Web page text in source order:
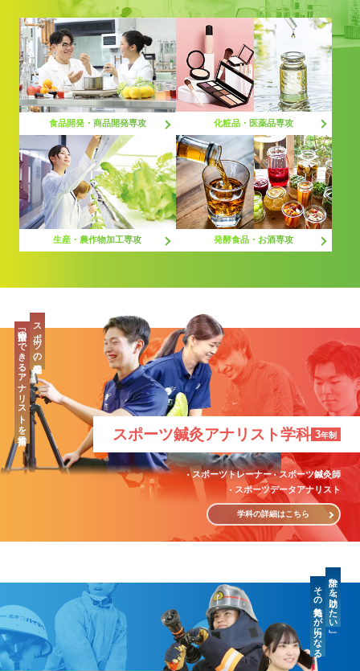
食品開発・商品開発専攻 化粧品・医薬品専攻
生産・農作物加工専攻 発酵食品・お酒専攻
スポーツ鍼灸アナリスト学科 3年制
スポーツトレーナー
スポーツ鍼灸師
スポーツデータアナリスト
学科の詳細はこちら
スポーツの最先端、
「治療」のできるアナリストを目指す
誰かを「助けたい」
その気持ちが力になる